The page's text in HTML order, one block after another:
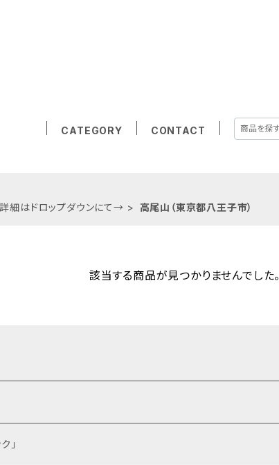
CATEGORY CONTACT
細はドロップダウンにて→ 高尾山（東京都八王子市）
該当する商品が見つかりませんでした。
」